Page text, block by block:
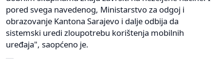
pored svega navedenog, Ministarstvo za odgoj i
obrazovanje Kantona Sarajevo i dalje odbija da
sistemski uredi zloupotrebu korištenja mobilnih
uređaja", saopćeno je.